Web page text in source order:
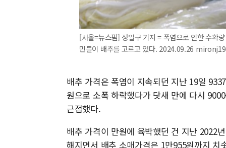
[서울=뉴스핌] 정일구 기자 = 폭염으로 인한 수확
민들이 배추를 고르고 있다. 2024.09.26
배추 가격은 폭염이 지속되던 지난 19일
원으로 소폭 하락했다가 닷새 만에 다시
근접했다.
배추 가격이 만원에 육박했던 건 지난 2022
해지면서 배추 소매가격은 1만955원까지